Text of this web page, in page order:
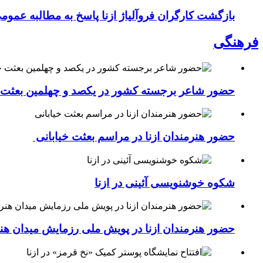
بازگشت کارگران فروآلیاژ ازنا پاسخ به مطالبه
فرهنگی
حضور شاعر برجسته کشور در یکصد و چهلمین بعثت
حضور هنرمندان ازنا در مراسم بعثت خیابانی
شکوه خوشنویسی آئینی در ازنا
حضور هنرمندان ازنا در پویش ملی رزمایش میدان